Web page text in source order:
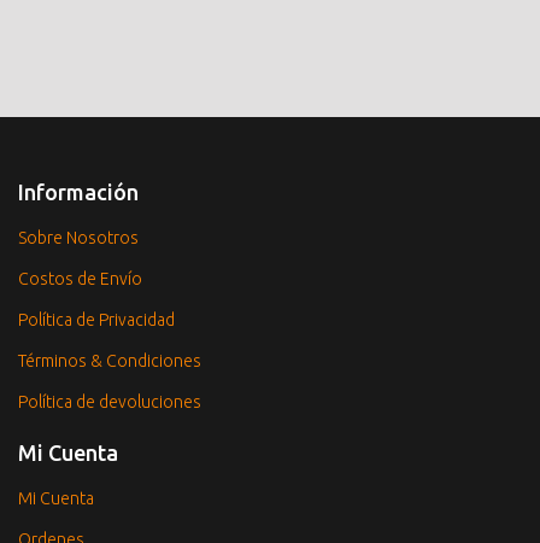
Información
Sobre Nosotros
Costos de Envío
Política de Privacidad
Términos & Condiciones
Política de devoluciones
Mi Cuenta
Mi Cuenta